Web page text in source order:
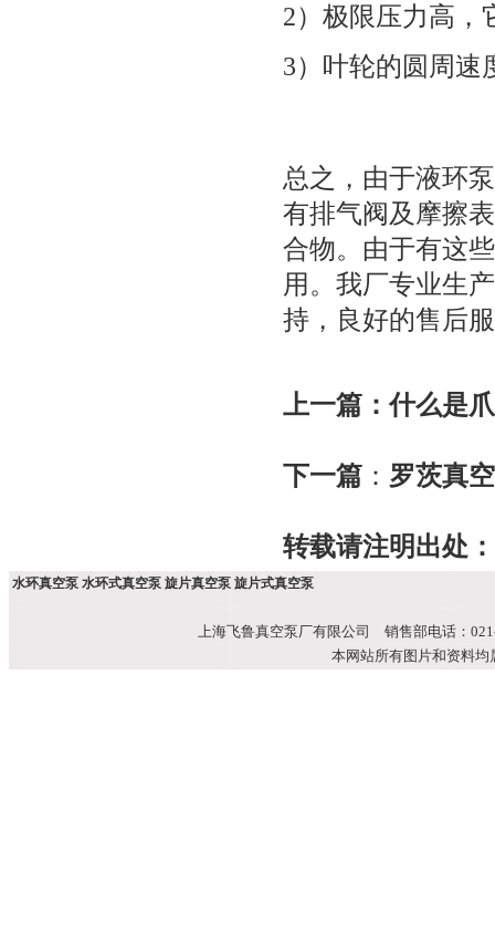
2）极限压力高，
3）叶轮的圆周速
总之，由于液环
有排气阀及摩擦
合物。由于有这
用。我厂专业生
持，良好的售后
上一篇：什么是
下一篇 ： 罗茨真
转载请注明出处：
水环真空泵 水环式真空泵 旋片真空泵 旋片式真空泵
上海飞鲁真空泵厂有限公司 销售部电话：
本网站所有图片和资料